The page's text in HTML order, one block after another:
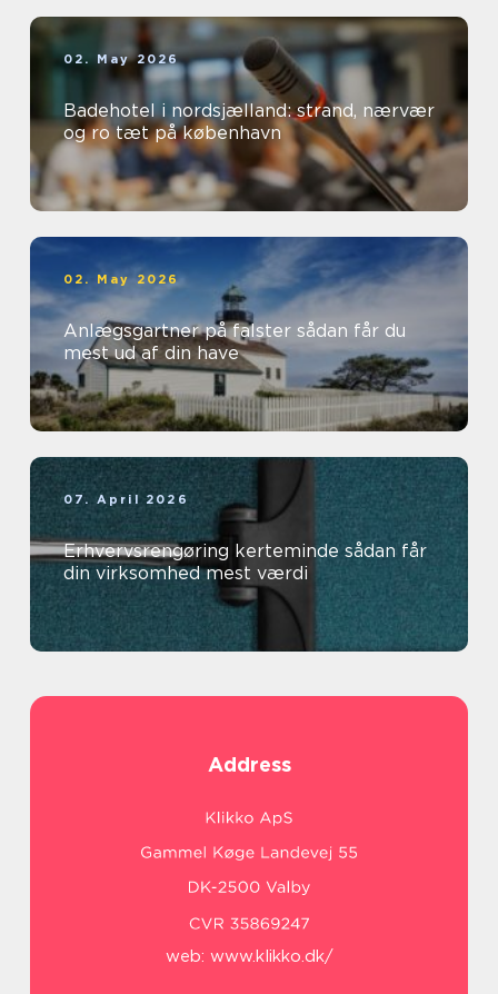
02. May 2026
Badehotel i nordsjælland: strand, nærvær
og ro tæt på københavn
02. May 2026
Anlægsgartner på falster sådan får du
mest ud af din have
07. April 2026
Erhvervsrengøring kerteminde sådan får
din virksomhed mest værdi
Address
web: www.klikko.dk/